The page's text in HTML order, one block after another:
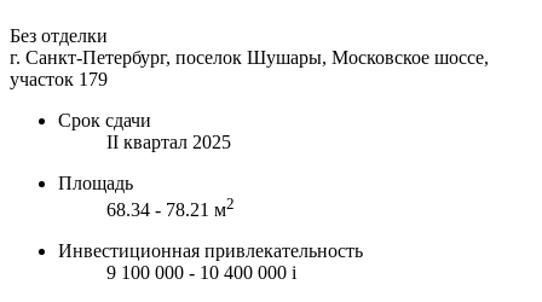
Без отделки
г. Санкт-Петербург, поселок Шушары, Московское шоссе,
участок 179
Срок сдачи
II квартал 2025
Площадь
68.34 - 78.21 м2
Инвестиционная привлекательность
9 100 000 - 10 400 000 i